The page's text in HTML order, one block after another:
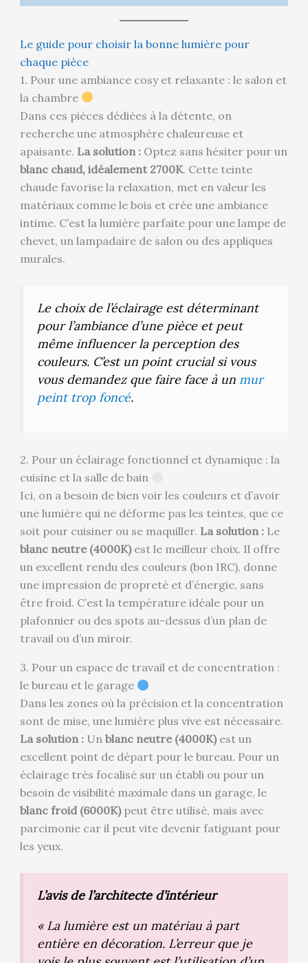
Le guide pour choisir la bonne lumière pour
chaque pièce
1. Pour une ambiance cosy et relaxante : le salon et
la chambre
Dans ces pièces dédiées à la détente, on
recherche une atmosphère chaleureuse et
apaisante. La solution :Optez sans hésiter pour un
blanc chaud, idéalement 2700K. Cette teinte
chaude favorise la relaxation, met en valeur les
matériaux comme le bois et crée une ambiance
intime. C’est la lumière parfaite pour une lampe de
chevet, un lampadaire de salon ou des appliques
murales.
Le choix de l’éclairage est déterminant
pour l’ambiance d’une pièce et peut
même influencer la perception des
couleurs. C’est un point crucial si vous
vous demandez que faire face à un mur
peint trop foncé.
2. Pour un éclairage fonctionnel et dynamique : la
cuisine et la salle de bain
Ici, on a besoin de bien voir les couleurs et d’avoir
une lumière qui ne déforme pas les teintes, que ce
soit pour cuisiner ou se maquiller. La solution :Le
blanc neutre (4000K)est le meilleur choix. Il offre
un excellent rendu des couleurs (bon IRC), donne
une impression de propreté et d’énergie, sans
être froid. C’est la température idéale pour un
plafonnier ou des spots au-dessus d’un plan de
travail ou d’un miroir.
3. Pour un espace de travail et de concentration :
le bureau et le garage
Dans les zones où la précision et la concentration
sont de mise, une lumière plus vive est nécessaire.
La solution :Un blanc neutre (4000K)est un
excellent point de départ pour le bureau. Pour un
éclairage très focalisé sur un établi ou pour un
besoin de visibilité maximale dans un garage, le
blanc froid (6000K)peut être utilisé, mais avec
parcimonie car il peut vite devenir fatiguant pour
les yeux.
L’avis de l’architecte d’intérieur
« La lumière est un matériau à part
entière en décoration. L’erreur que je